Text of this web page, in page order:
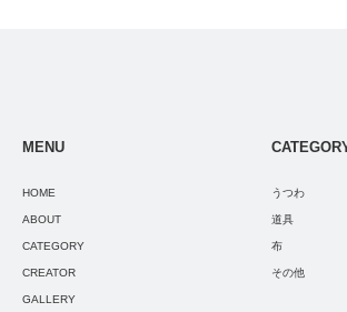
MENU
HOME
ABOUT
CATEGORY
CREATOR
GALLERY
うつわ
道具
布
その他